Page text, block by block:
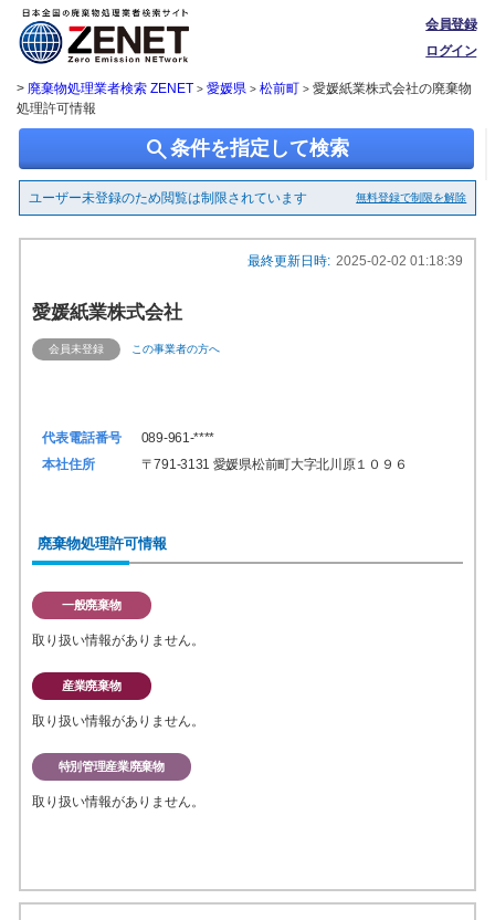
会員登録
ログイン
> 廃棄物処理業者検索 ZENET > 愛媛県 > 松前町 > 愛媛紙業株式会社の廃棄物
処理許可情報
search条件を指定して検索
ユーザー未登録のため閲覧は制限されています 無料登録で制限を解除
最終更新日時: 2025-02-02 01:18:39
愛媛紙業株式会社
会員未登録 この事業者の方へ
代表電話番号
089-961-****
本社住所
〒791-3131 愛媛県松前町大字北川原１０９６
廃棄物処理許可情報
一般廃棄物
取り扱い情報がありません。
産業廃棄物
取り扱い情報がありません。
特別管理産業廃棄物
取り扱い情報がありません。